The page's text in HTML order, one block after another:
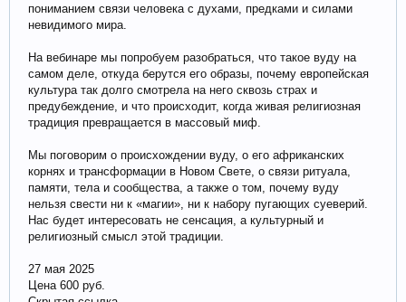
пониманием связи человека с духами, предками и силами
невидимого мира.
На вебинаре мы попробуем разобраться, что такое вуду на
самом деле, откуда берутся его образы, почему европейская
культура так долго смотрела на него сквозь страх и
предубеждение, и что происходит, когда живая религиозная
традиция превращается в массовый миф.
Мы поговорим о происхождении вуду, о его африканских
корнях и трансформации в Новом Свете, о связи ритуала,
памяти, тела и сообщества, а также о том, почему вуду
нельзя свести ни к «магии», ни к набору пугающих суеверий.
Нас будет интересовать не сенсация, а культурный и
религиозный смысл этой традиции.
27 мая 2025
Цена 600 руб.